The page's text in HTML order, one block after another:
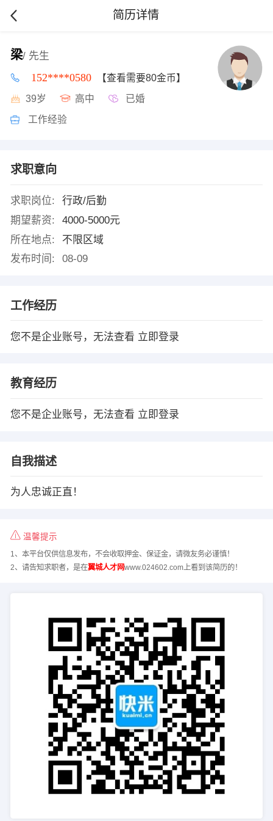
简历详情
梁/ 先生
152****0580 【查看需要80金币】
39岁 高中 已婚
工作经验
求职意向
求职岗位:
行政/后勤
期望薪资:
4000-5000元
所在地点:
不限区域
发布时间:
08-09
工作经历
您不是企业账号，无法查看 立即登录
教育经历
您不是企业账号，无法查看 立即登录
自我描述
为人忠诚正直！
温馨提示
1、本平台仅供信息发布，不会收取押金、保证金，请微友务必谨慎！
2、请告知求职者，是在翼城人才网www.024602.com上看到该简历的！